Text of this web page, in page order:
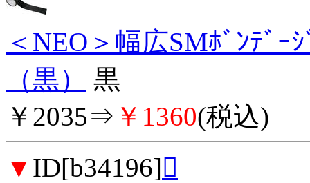
＜NEO＞幅広SMﾎﾞﾝﾃ
（黒）
黒
￥2035⇒ ￥1360(税込)
▼ ID[b34196]